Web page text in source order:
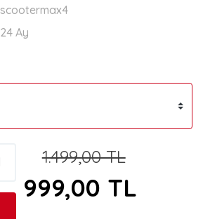
scootermax4
24 Ay
1.499,00 TL
999,00 TL